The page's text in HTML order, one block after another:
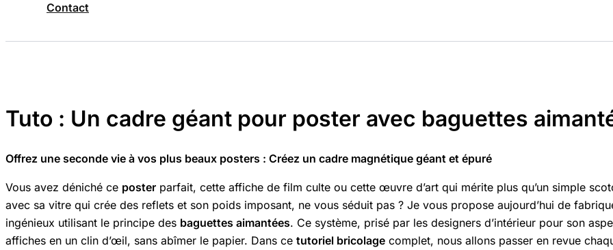
Contact
Tuto : Un cadre géant pour poster avec baguettes
Offrez une seconde vie à vos plus beaux posters : Créez un cadre magnétique géant et épuré
Vous avez déniché ce poster parfait, cette affiche de film culte ou cette œuvre d’art qui mérite plus qu’un simple
avec sa vitre qui crée des reflets et son poids imposant, ne vous séduit pas ? Je vous propose aujourd’hui de
ingénieux utilisant le principe des baguettes aimantées. Ce système, prisé par les designers d’intérieur pour son
affiches en un clin d’œil, sans abîmer le papier. Dans ce tutoriel bricolage complet, nous allons passer en revue